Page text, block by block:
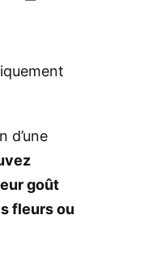
d’une
goût
fleurs ou